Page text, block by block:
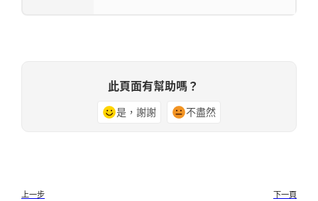
此頁面有幫助嗎？
是，謝謝 不盡然
上一步 下一頁